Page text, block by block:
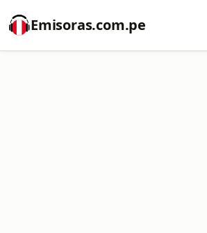
Emisoras.com.pe